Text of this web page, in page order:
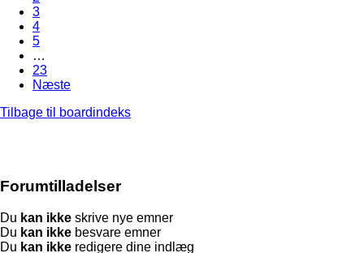
3
4
5
…
23
Næste
Tilbage til boardindeks
Forumtilladelser
Du kan ikke skrive nye emner
Du kan ikke besvare emner
Du kan ikke redigere dine indlæg